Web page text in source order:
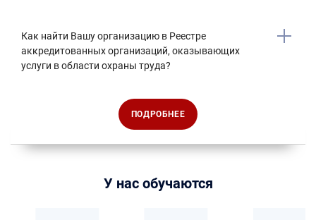
Как найти Вашу организацию в Реестре
аккредитованных организаций, оказывающих
услуги в области охраны труда?
ПОДРОБНЕЕ
У нас обучаются